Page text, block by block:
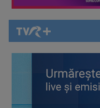
Lora, declaraţie incendiară